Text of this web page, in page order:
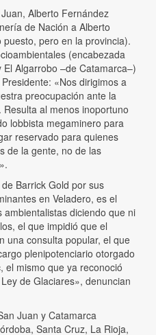
Alberto Fernández
de Nación a Alberto
pero en la provincia).
(encabezada
Algarrobo –de Catamarca–)
«Nos dirigimos a
preocupación ante la
al menos inoportuno
lobbista megaminero para
reservado para quienes
de la gente, no de las
Barrick Gold por sus
en Veladero, es el
diciendo que ni
el que impidió que el
una consulta popular, el que
plenipotenciario otorgado
el mismo que ya reconoció
de Glaciares», denuncian
Juan y Catamarca
Santa Cruz, La Rioja,